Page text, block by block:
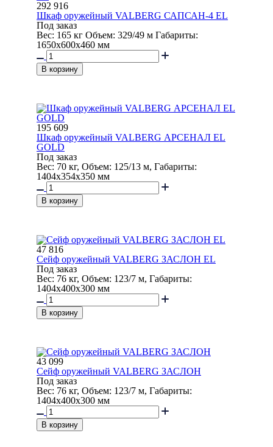
292 916
Шкаф оружейный VALBERG САПСАН-4 EL
Под заказ
Вес: 165 кг Объем: 329/49 м Габариты:
1650x600x460 мм
В корзину
195 609
Шкаф оружейный VALBERG АРСЕНАЛ EL
GOLD
Под заказ
Вес: 70 кг, Объем: 125/13 м, Габариты:
1404x354x350 мм
В корзину
47 816
Сейф оружейный VALBERG ЗАСЛОН EL
Под заказ
Вес: 76 кг, Объем: 123/7 м, Габариты:
1404x400x300 мм
В корзину
43 099
Сейф оружейный VALBERG ЗАСЛОН
Под заказ
Вес: 76 кг, Объем: 123/7 м, Габариты:
1404x400x300 мм
В корзину